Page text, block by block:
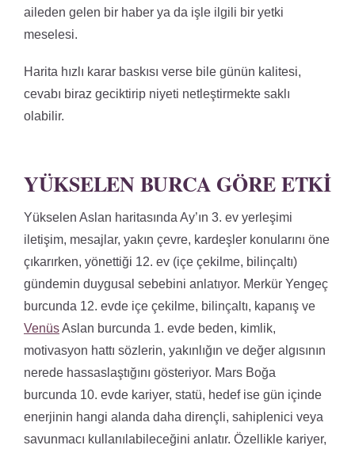
aileden gelen bir haber ya da işle ilgili bir yetki
meselesi.
Harita hızlı karar baskısı verse bile günün kalitesi,
cevabı biraz geciktirip niyeti netleştirmekte saklı
olabilir.
YÜKSELEN BURCA GÖRE ETKI
Yükselen Aslan haritasında Ay’ın 3. ev yerleşimi
iletişim, mesajlar, yakın çevre, kardeşler konularını öne
çıkarırken, yönettiği 12. ev (içe çekilme, bilinçaltı)
gündemin duygusal sebebini anlatıyor. Merkür Yengeç
burcunda 12. evde içe çekilme, bilinçaltı, kapanış ve
VenüsAslan burcunda 1. evde beden, kimlik,
motivasyon hattı sözlerin, yakınlığın ve değer algısının
nerede hassaslaştığını gösteriyor. Mars Boğa
burcunda 10. evde kariyer, statü, hedef ise gün içinde
enerjinin hangi alanda daha dirençli, sahiplenici veya
savunmacı kullanılabileceğini anlatır. Özellikle kariyer,